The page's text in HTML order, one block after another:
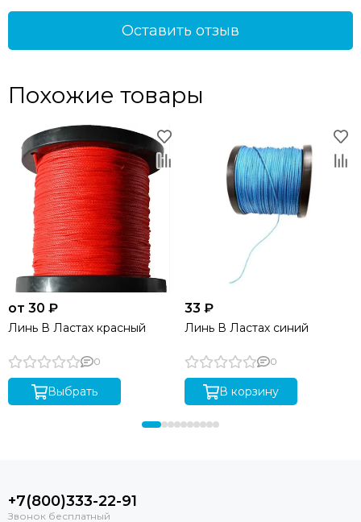
Оставить отзыв
Похожие товары
от 30 ₽
Линь В Ластах красный
0
Выбрать
33 ₽
Линь В Ластах синий
0
В корзину
+7(800)333-22-91